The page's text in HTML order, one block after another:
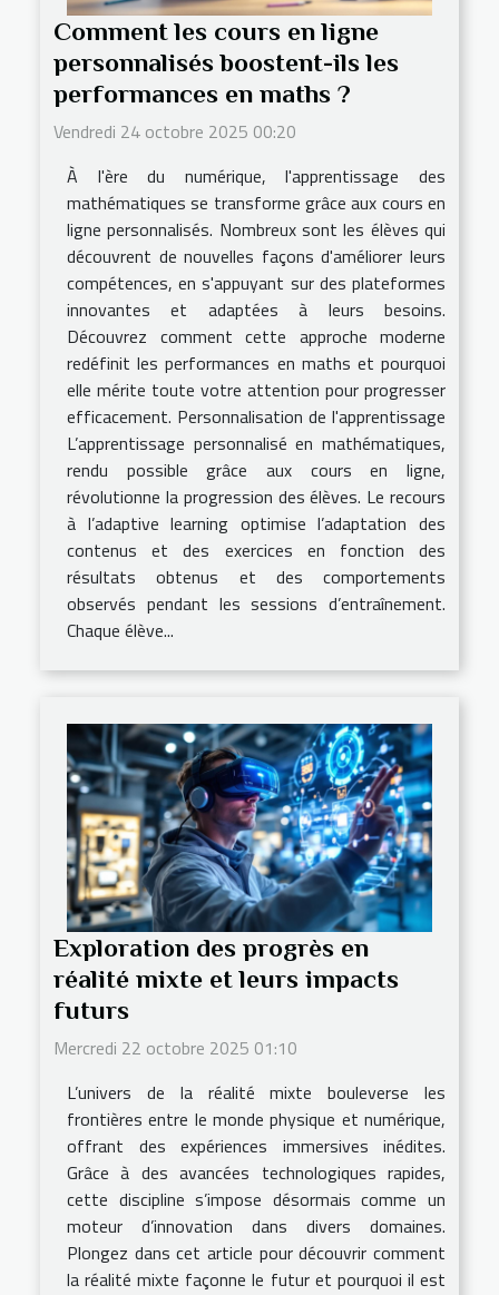
Comment les cours en ligne
personnalisés boostent-ils les
performances en maths ?
Vendredi 24 octobre 2025 00:20
À l'ère du numérique, l'apprentissage des
mathématiques se transforme grâce aux cours en
ligne personnalisés. Nombreux sont les élèves qui
découvrent de nouvelles façons d'améliorer leurs
compétences, en s'appuyant sur des plateformes
innovantes et adaptées à leurs besoins.
Découvrez comment cette approche moderne
redéfinit les performances en maths et pourquoi
elle mérite toute votre attention pour progresser
efficacement. Personnalisation de l'apprentissage
L’apprentissage personnalisé en mathématiques,
rendu possible grâce aux cours en ligne,
révolutionne la progression des élèves. Le recours
à l’adaptive learning optimise l’adaptation des
contenus et des exercices en fonction des
résultats obtenus et des comportements
observés pendant les sessions d’entraînement.
Chaque élève...
Exploration des progrès en
réalité mixte et leurs impacts
futurs
Mercredi 22 octobre 2025 01:10
L’univers de la réalité mixte bouleverse les
frontières entre le monde physique et numérique,
offrant des expériences immersives inédites.
Grâce à des avancées technologiques rapides,
cette discipline s’impose désormais comme un
moteur d’innovation dans divers domaines.
Plongez dans cet article pour découvrir comment
la réalité mixte façonne le futur et pourquoi il est